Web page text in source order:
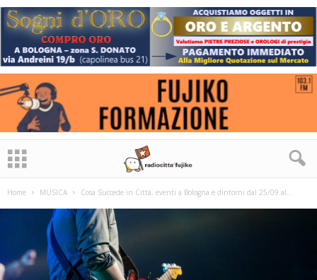
Home MUSICA Cosa Succede in Città, eventi a Bologna e dintorni dal 25/09 al...